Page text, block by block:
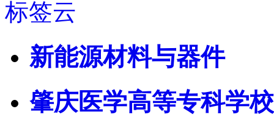
标签云
新能源材料与器件
肇庆医学高等专科学校